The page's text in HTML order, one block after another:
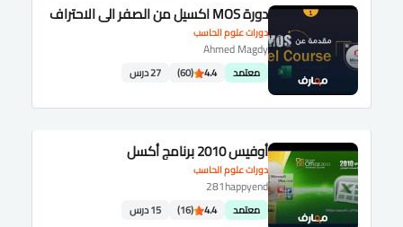
دورات علوم الحاسب
دورة MOS اكسيل من الصفر الى الاحتراف
Ahmed Magdy
معتمد 4.4
(60) 27 درس
دورات علوم الحاسب
أوفيس 2010 برنامج أكسل
281happyend
معتمد 4.4
(16) 15 درس